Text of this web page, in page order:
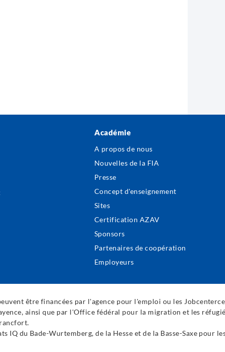
Académie
A propos de nous
Nouvelles de la FIA
Presse
Concept d'enseignement
Sites
Certification AZAV
Sponsors
Partenaires de coopération
Employeurs
être financées par l'agence pour l'emploi ou les
ainsi que par l'Office fédéral pour la migration et les
IQ du Bade-Wurtemberg, de la Hesse et de la Basse-Saxe pour